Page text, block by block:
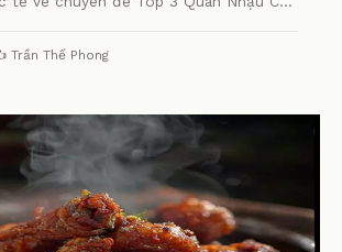
Trần Thế Phong